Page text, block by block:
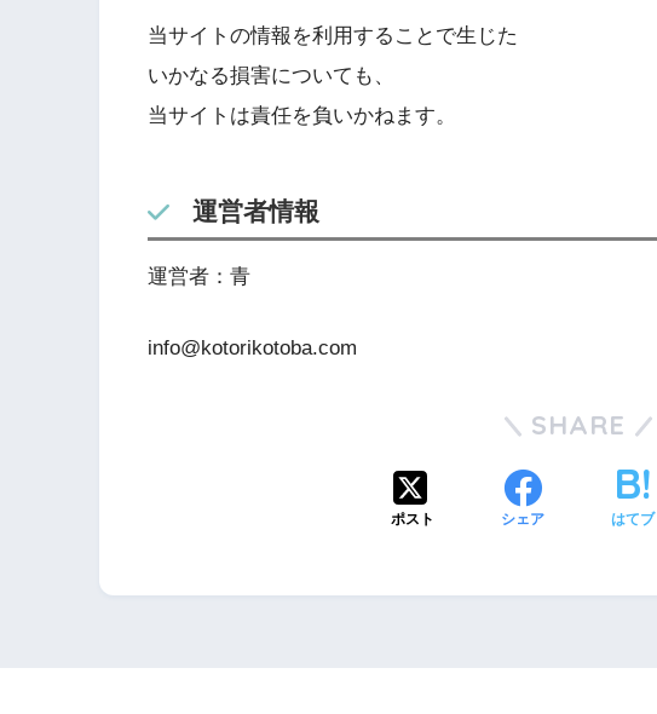
当サイトの情報を利用することで生じた
いかなる損害についても、
当サイトは責任を負いかねます。
運営者情報
運営者：青
info@kotorikotoba.com
SHARE
ポスト シェア はてブ